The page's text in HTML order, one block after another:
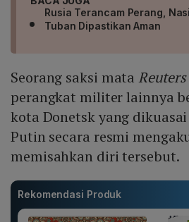
Rusia Terancam Perang,
Tuban Dipastikan Aman
Seorang saksi mata Reuters
perangkat militer lainnya
kota Donetsk yang
Putin secara resmi
memisahkan diri tersebut.
Rekomendasi Produk